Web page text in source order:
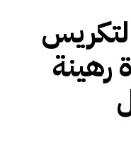
لتكريس
رهينة